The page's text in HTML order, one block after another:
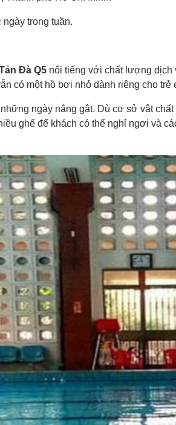
trong tuần.
Đà Q5 nổi tiếng với chất lượng dịch
có một hồ bơi nhỏ dành riêng cho trẻ
ngày nắng gắt. Dù cơ sở vật
ghế để khách có thể nghỉ ngơi và